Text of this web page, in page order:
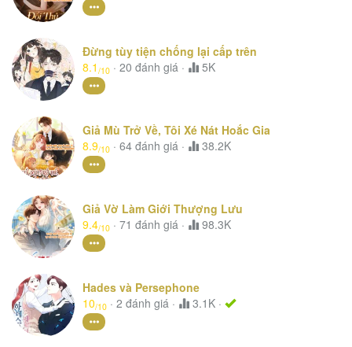
Đừng tùy tiện chống lại cấp trên
8.1 /10 · 20 đánh giá · 5K
Giả Mù Trở Về, Tôi Xé Nát Hoắc Gia
8.9/10 · 64 đánh giá · 38.2K
Giả Vờ Làm Giới Thượng Lưu
9.4/10 · 71 đánh giá · 98.3K
Hades và Persephone
10/10 · 2 đánh giá · 3.1K ·